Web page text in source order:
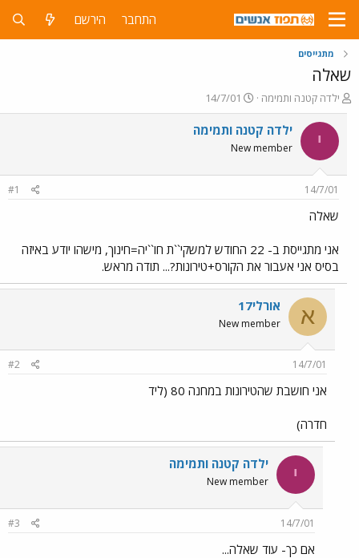
התחבר הירשם
מתגייסים
שאלה
פ
ו
ת
ח
ה
ש
א
ילדה קטנה ותמימה
פ
ו
ר
ם
14/7/01
י ילדה קטנה ותמימה
New member
14/7/01
#1
שאלה
אני מתגייסת ב- 22 החודש למשקי``ת חו``יה=חינוך, מישהו יודע באיזה
בסיס אני אעבור את הקורס+טירונות?... תודה מראש.
א אורלי17
New member
14/7/01
#2
אני חושבת שהטירונות במחנה 80 (ליד
חדרה)
י ילדה קטנה ותמימה
New member
14/7/01
#3
אם כך- עוד שאלה...